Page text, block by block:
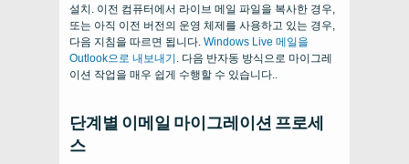
설치. 이전 컴퓨터에서 라이브 메일 파일을 복사한 경우,
또는 아직 이전 버전의 운영 체제를 사용하고 있는 경우,
다음 지침을 따르면 됩니다. Windows Live 메일을
Outlook으로 내보내기 . 다음 반자동 방식으로 마이그레
이션 작업을 매우 쉽게 수행할 수 있습니다..
단계별 이메일 마이그레이션 프로세
스